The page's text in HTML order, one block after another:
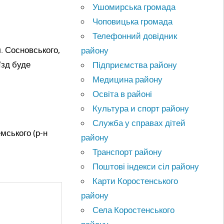
Сосновського,
буде
(р-н
Ушомирська громада
Чоповицька громада
Телефонний довідник
району
Підприємства району
Медицина району
Освіта в районі
Культура и спорт району
Служба у справах дітей
району
Транспорт району
Поштові індекси сіл району
Карти Коростенського
району
Села Коростенського